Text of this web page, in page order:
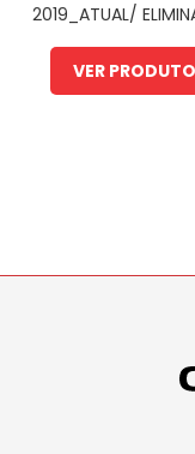
2019_ATUAL/
500 2025_ATUAL
VER PRODUTO